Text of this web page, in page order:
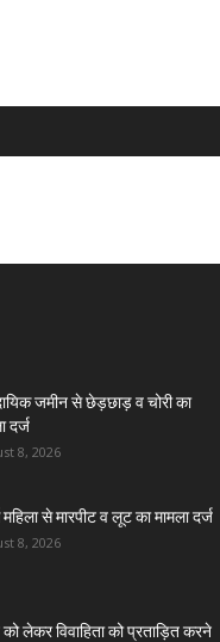
जमीन से छेड़छाड़ व चोरी का
दर्ज
8, 2026
महिला से मारपीट व लूट का मामला दर्ज
8, 2026
लेकर विवाहिता को प्रताड़ित करने